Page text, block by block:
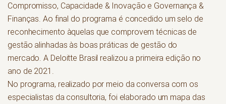
Compromisso, Capacidade & Inovação e Governança &
Finanças. Ao final do programa é concedido um selo de
reconhecimento àquelas que comprovem técnicas de
gestão alinhadas às boas práticas de gestão do
mercado. A Deloitte Brasil realizou a primeira edição no
ano de 2021.
No programa, realizado por meio da conversa com os
especialistas da consultoria, foi elaborado um mapa das